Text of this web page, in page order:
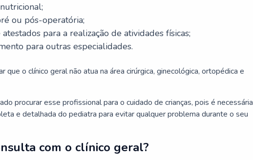
ou pós-operatória;
atestados para a realização de atividades físicas;
para outras especialidades.
que o clínico geral não atua na área cirúrgica, ginecológica, ortopédica e
procurar esse profissional para o cuidado de crianças, pois é necessária
e detalhada do pediatra para evitar qualquer problema durante o seu
com o clínico geral?